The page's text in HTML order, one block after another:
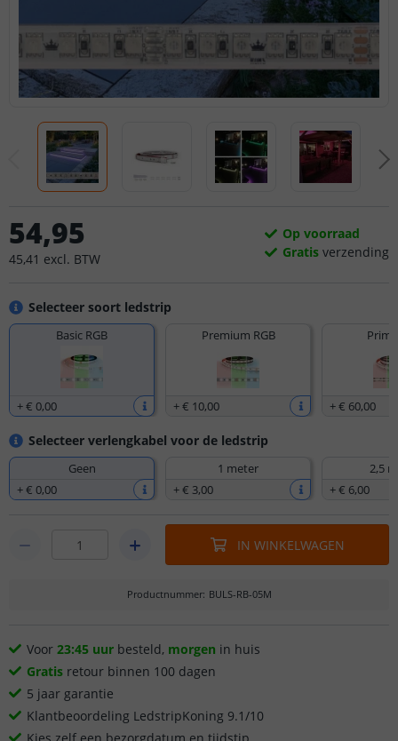
Selecteer soort ledstrip
Basic RGB
+€ 0,00
Premium RGB
+€ 10,00 +€ 60,00
Selecteer verlengkabel voor de ledstrip
Geen
+€ 0,00
1 meter
+€ 3,00
2,5
+€ 6,00
54,95
45,41 excl. BTW
Op voorraad
Gratis verzending
IN WINKELWAGEN
Productnummer: BULS-RB-05M
Voor 23:45 uur besteld, morgen in huis
Gratis retour binnen 100 dagen
5 jaar garantie
Klantbeoordeling LedstripKoning 9.1/10